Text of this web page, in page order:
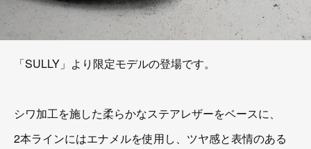
「SULLY」より限定モデルの登場です。
シワ加工を施した柔らかなステアレザーをベースに、
2本ラインにはエナメルを使用し、ツヤ感と表情のある